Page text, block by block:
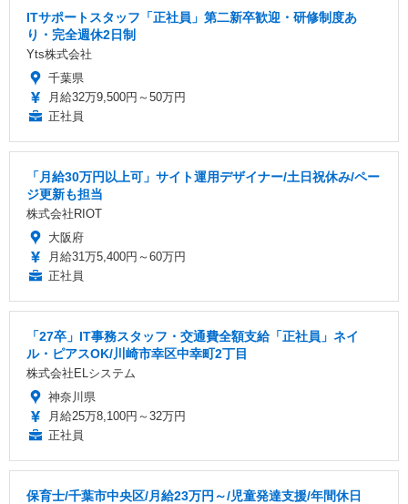
ITサポートスタッフ「正社員」第二新卒歓迎・研修制度あ
り・完全週休2日制
Yts株式会社
千葉県
月給32万9,500円～50万円
正社員
「月給30万円以上可」サイト運用デザイナー/土日祝休み/ペー
ジ更新も担当
株式会社RIOT
大阪府
月給31万5,400円～60万円
正社員
「27卒」IT事務スタッフ・交通費全額支給「正社員」ネイ
ル・ピアスOK/川崎市幸区中幸町2丁目
株式会社ELシステム
神奈川県
月給25万8,100円～32万円
正社員
保育士/千葉市中央区/月給23万円～/児童発達支援/年間休日